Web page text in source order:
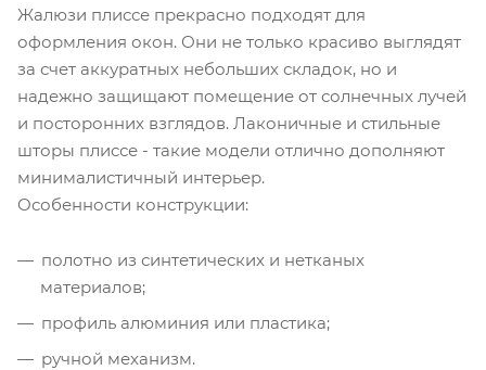
Жалюзи плиссе прекрасно подходят для
оформления окон. Они не только красиво выглядят
за счет аккуратных небольших складок, но и
надежно защищают помещение от солнечных лучей
и посторонних взглядов. Лаконичные и стильные
шторы плиссе - такие модели отлично дополняют
минималистичный интерьер.
Особенности конструкции:
полотно из синтетических и нетканых
материалов;
профиль алюминия или пластика;
ручной механизм.